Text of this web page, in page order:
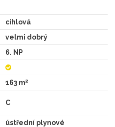
cihlová
velmi dobrý
6. NP
163 m2
C
ústřední plynové